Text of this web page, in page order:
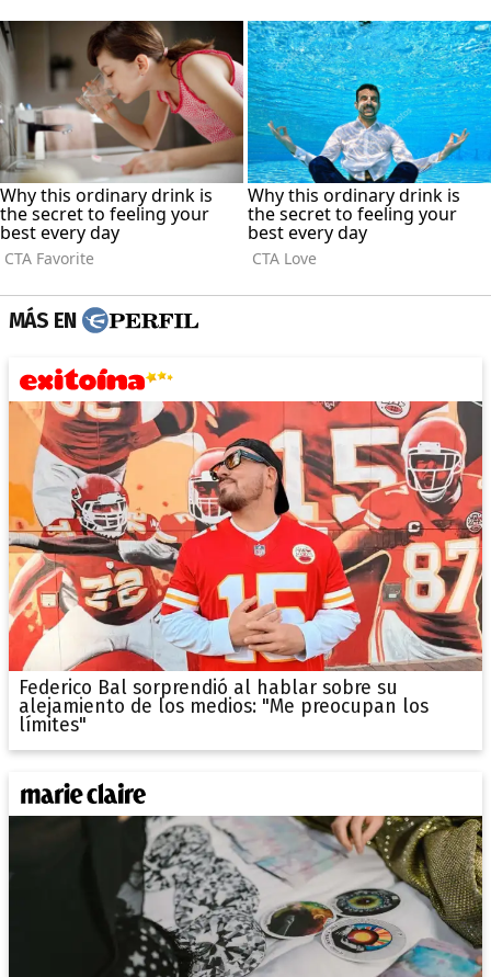
MÁS EN
Federico Bal sorprendió al hablar sobre su
alejamiento de los medios: "Me preocupan los
límites"